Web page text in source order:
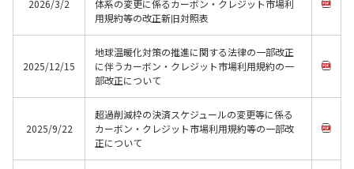
2026/3/2
体系の変更に係るカーボン・クレジット市場利
用規約等の改正新旧対照表
2025/12/15
地球温暖化対策の推進に関する法律の一部改正
に伴うカーボン・クレジット市場利用規約の一
部改正について
2025/9/22
超過削減枠の決済スケジュールの変更等に係る
カーボン・クレジット市場利用規約等の一部改
正について